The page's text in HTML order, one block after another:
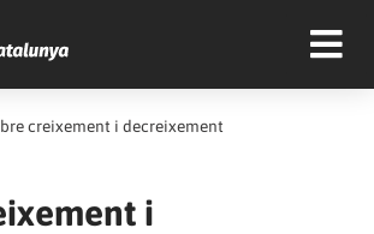
creixement i decreixement
i